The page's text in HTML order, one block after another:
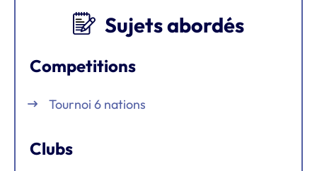
Sujets abordés
Competitions
Tournoi 6 nations
Clubs